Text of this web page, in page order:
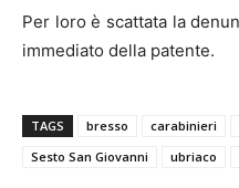
Per loro è scattata la
immediato della patente.
TAGS bresso carabinieri
Sesto San Giovanni
ubriaco